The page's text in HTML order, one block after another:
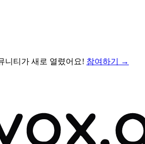
니티가 새로 열렸어요! 참여하기 →